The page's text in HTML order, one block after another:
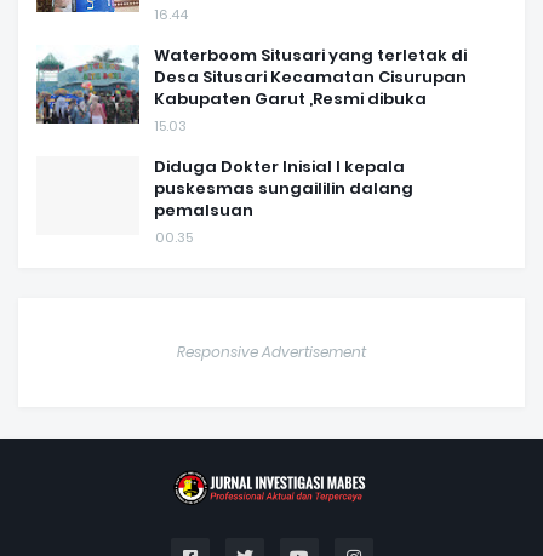
16.44
Waterboom Situsari yang terletak di
Desa Situsari Kecamatan Cisurupan
Kabupaten Garut ,Resmi dibuka
15.03
Diduga Dokter Inisial I kepala
puskesmas sungaililin dalang
pemalsuan
00.35
Responsive Advertisement